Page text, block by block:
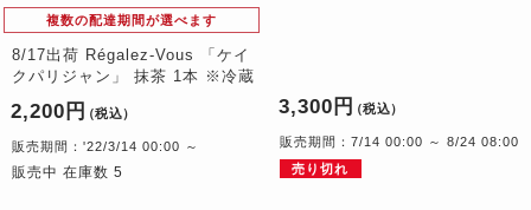
複数の配達期間が選べます
8/17出荷 Régalez-Vous 「ケイ
クパリジャン」 抹茶 1本 ※冷蔵
2,200円 （税込）
販売期間：'22/3/14 00:00 ～
販売中 在庫数 5
3,300円 （税込）
販売期間：7/14 00:00 ～ 8/24 08:00
売り切れ